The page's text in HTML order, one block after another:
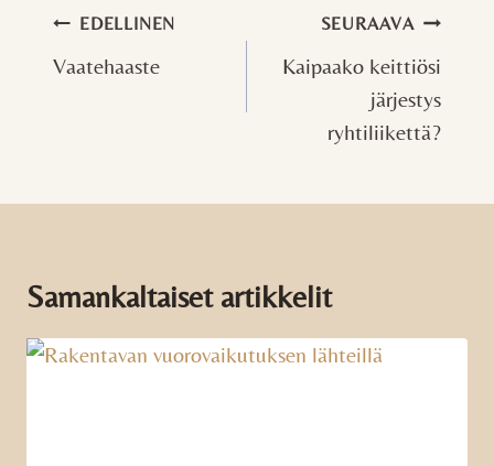
Artikkelien
selaus
EDELLINEN
Vaatehaaste
SEURAAVA
Kaipaako keittiösi
järjestys
ryhtiliikettä?
Samankaltaiset artikkelit